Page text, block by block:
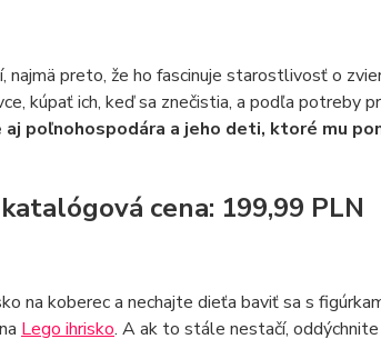
najmä preto, že ho fascinuje starostlivosť o
kúpať ich, keď sa znečistia, a podľa potreby
poľnohospodára a jeho deti, ktoré mu
cena: 199,99 PLN
na koberec a nechajte dieťa baviť sa s
Lego ihrisko. A ak to stále nestačí,